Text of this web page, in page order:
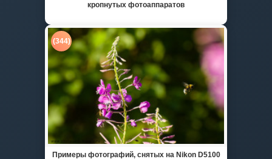
кропнутых фотоаппаратов
(344)
Примеры фотографий, снятых на Nikon D5100